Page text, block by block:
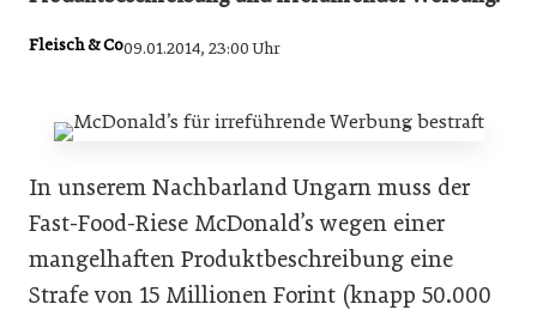
Fleisch & Co09.01.2014, 23:00 Uhr
In unserem Nachbarland Ungarn muss der
Fast-Food-Riese McDonald’s wegen einer
mangelhaften Produktbeschreibung eine
Strafe von 15 Millionen Forint (knapp 50.000